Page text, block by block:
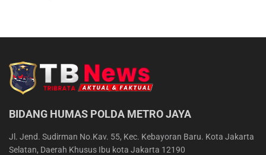
BIDANG HUMAS POLDA METRO JAYA
Jl. Jend. Sudirman No.Kav. 55, Kec. Kebayoran Baru. Kota Jakarta
Selatan, Daerah Khusus Ibu kota Jakarta 12190